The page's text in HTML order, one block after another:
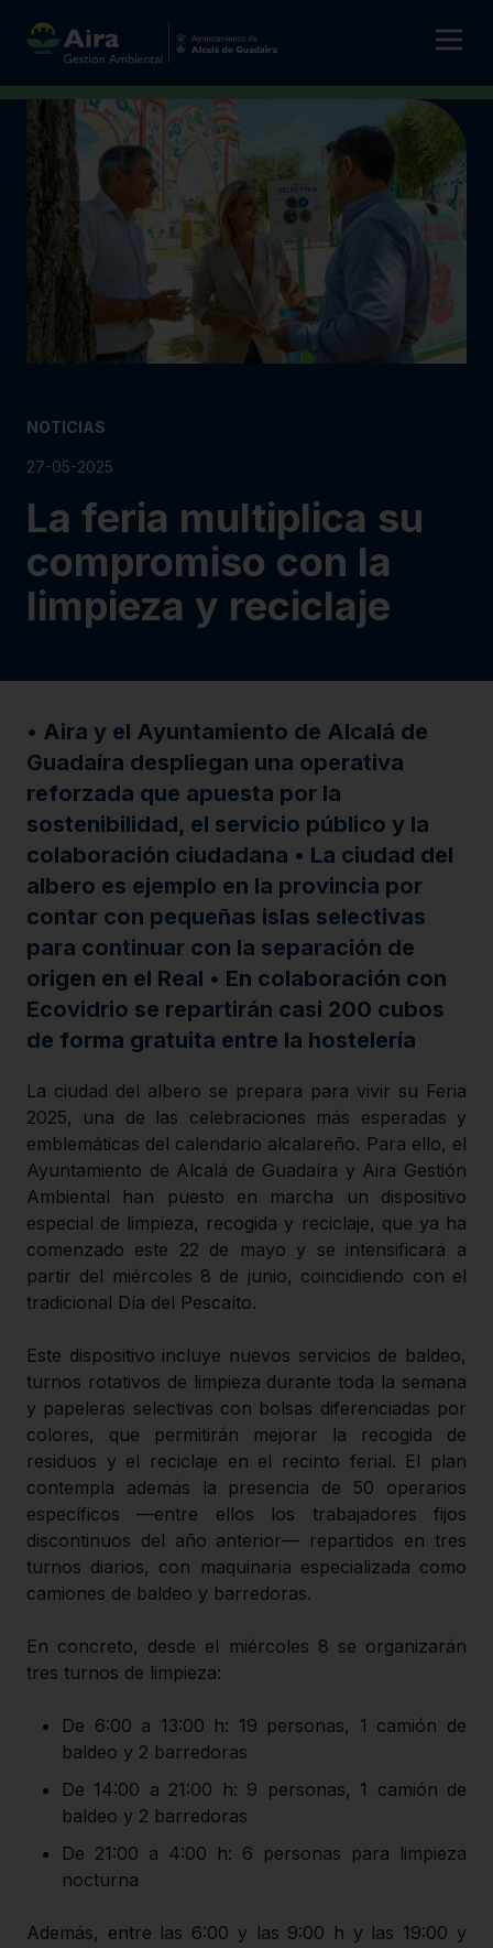
NOTICIAS
27-05-2025
La feria multiplica su
compromiso con la
limpieza y reciclaje
• Aira y el Ayuntamiento de Alcalá de
Guadaíra despliegan una operativa
reforzada que apuesta por la
sostenibilidad, el servicio público y la
colaboración ciudadana • La ciudad del
albero es ejemplo en la provincia por
contar con pequeñas islas selectivas
para continuar con la separación de
origen en el Real • En colaboración con
Ecovidrio se repartirán casi 200 cubos
de forma gratuita entre la hostelería
La ciudad del albero se prepara para vivir su Feria
2025, una de las celebraciones más esperadas y
emblemáticas del calendario alcalareño. Para ello, el
Ayuntamiento de Alcalá de Guadaíra y Aira Gestión
Ambiental han puesto en marcha un dispositivo
especial de limpieza, recogida y reciclaje, que ya ha
comenzado este 22 de mayo y se intensificará a
partir del miércoles 8 de junio, coincidiendo con el
tradicional Día del Pescaíto.
Este dispositivo incluye nuevos servicios de baldeo,
turnos rotativos de limpieza durante toda la semana
y papeleras selectivas con bolsas diferenciadas por
colores, que permitirán mejorar la recogida de
residuos y el reciclaje en el recinto ferial. El plan
contempla además la presencia de 50 operarios
específicos —entre ellos los trabajadores fijos
discontinuos del año anterior— repartidos en tres
turnos diarios, con maquinaria especializada como
camiones de baldeo y barredoras.
En concreto, desde el miércoles 8 se organizarán
tres turnos de limpieza:
De 6:00 a 13:00 h: 19 personas, 1 camión de
baldeo y 2 barredoras
De 14:00 a 21:00 h: 9 personas, 1 camión de
baldeo y 2 barredoras
De 21:00 a 4:00 h: 6 personas para limpieza
nocturna
Además, entre las 6:00 y las 9:00 h y las 19:00 y